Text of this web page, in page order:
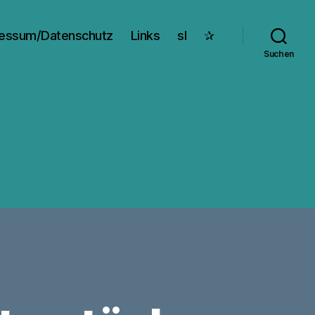
Datenschutz Links sl ✰
Suchen